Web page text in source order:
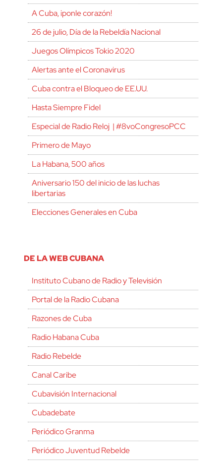
A Cuba, ¡ponle corazón!
26 de julio, Día de la Rebeldía Nacional
Juegos Olímpicos Tokio 2020
Alertas ante el Coronavirus
Cuba contra el Bloqueo de EE.UU.
Hasta Siempre Fidel
Especial de Radio Reloj | #8voCongresoPCC
Primero de Mayo
La Habana, 500 años
Aniversario 150 del inicio de las luchas
libertarias
Elecciones Generales en Cuba
DE LA WEB CUBANA
Instituto Cubano de Radio y Televisión
Portal de la Radio Cubana
Razones de Cuba
Radio Habana Cuba
Radio Rebelde
Canal Caribe
Cubavisión Internacional
Cubadebate
Periódico Granma
Periódico Juventud Rebelde